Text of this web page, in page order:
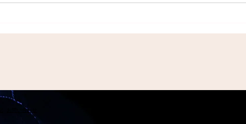
​お問い合わせ